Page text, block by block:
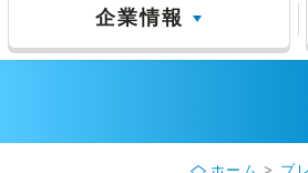
企業情報